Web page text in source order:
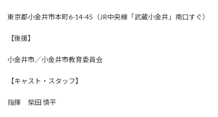
東京都小金井市本町6-14-45（JR中央線「武蔵小金井」南口すぐ）
【後援】
小金井市／小金井市教育委員会
【キャスト・スタッフ】
指揮 柴田 慎平